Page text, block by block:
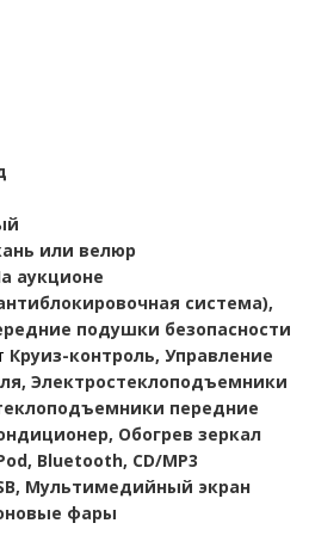
или велюр
аукционе
система),
подушки безопасности
Круиз-контроль, Управление
Электростеклоподъемники
передние
Обогрев зеркал
Bluetooth, CD/MP3
Мультимедийный экран
фары